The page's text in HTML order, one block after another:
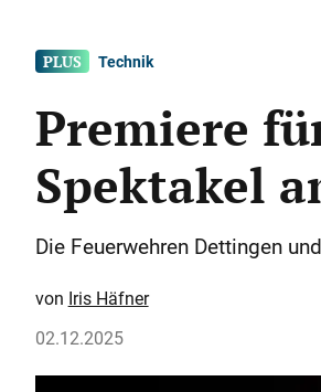
Technik
Premiere
Spektakel
Die Feuerwehren Dettingen
Iris Häfner
02.12.2025